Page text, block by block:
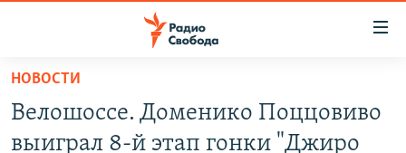
упрощенного
доступа
НОВОСТИ
Велошоссе. Доменико Поццовиво
выиграл 8-й этап гонки "Джиро